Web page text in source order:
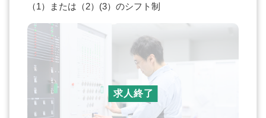
（1）または（2）(3）のシフト制
求人終了